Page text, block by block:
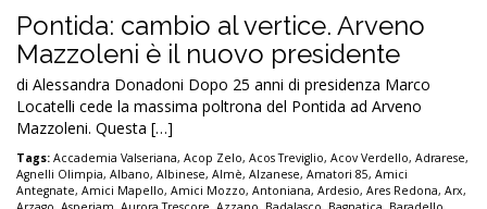
Pontida: cambio al vertice. Arveno
Mazzoleni è il nuovo presidente
di Alessandra Donadoni Dopo 25 anni di presidenza Marco
Locatelli cede la massima poltrona del Pontida ad Arveno
Mazzoleni. Questa […]
Tags: Accademia Valseriana, Acop Zelo, Acos Treviglio, Acov Verdello, Adrarese,
Agnelli Olimpia, Albano, Albinese, Almè, Alzanese, Amatori 85, Amici
Antegnate, Amici Mapello, Amici Mozzo, Antoniana, Ardesio, Ares Redona, Arx,